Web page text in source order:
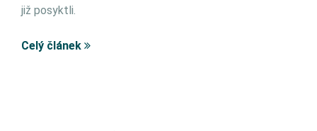
již posyktli.
Celý článek